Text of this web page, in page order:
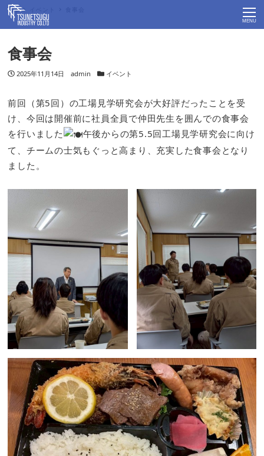
MENU
Top
食事会
投稿日
2025年11月14日 著者
admin カテゴリー
イベント
前回（第5回）の工場見学研究会が大好評だったことを受
け、今回は開催前に社員全員で仲田先生を囲んでの食事会
を行いました
午後からの第5.5回工場見学研究会に向け
て、チームの士気もぐっと高まり、充実した食事会となり
ました。